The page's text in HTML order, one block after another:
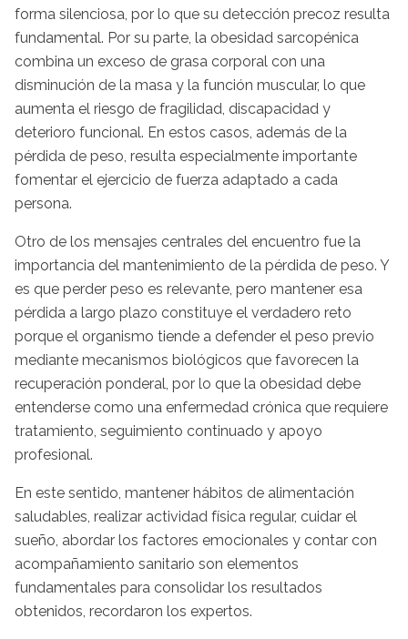
forma silenciosa, por lo que su detección precoz resulta
fundamental. Por su parte, la obesidad sarcopénica
combina un exceso de grasa corporal con una
disminución de la masa y la función muscular, lo que
aumenta el riesgo de fragilidad, discapacidad y
deterioro funcional. En estos casos, además de la
pérdida de peso, resulta especialmente importante
fomentar el ejercicio de fuerza adaptado a cada
persona.
Otro de los mensajes centrales del encuentro fue la
importancia del mantenimiento de la pérdida de peso. Y
es que perder peso es relevante, pero mantener esa
pérdida a largo plazo constituye el verdadero reto
porque el organismo tiende a defender el peso previo
mediante mecanismos biológicos que favorecen la
recuperación ponderal, por lo que la obesidad debe
entenderse como una enfermedad crónica que requiere
tratamiento, seguimiento continuado y apoyo
profesional.
En este sentido, mantener hábitos de alimentación
saludables, realizar actividad física regular, cuidar el
sueño, abordar los factores emocionales y contar con
acompañamiento sanitario son elementos
fundamentales para consolidar los resultados
obtenidos, recordaron los expertos.